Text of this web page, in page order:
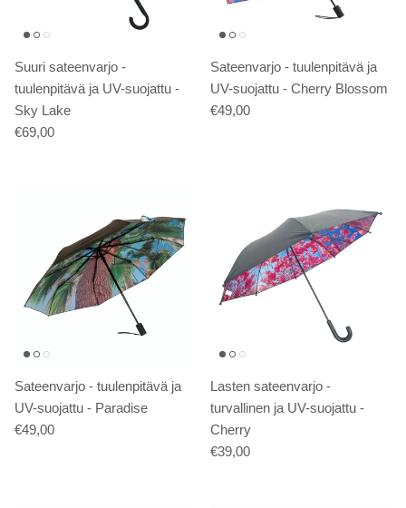
Suuri sateenvarjo -
tuulenpitävä ja UV-suojattu -
Sky Lake
€69,00
Sateenvarjo - tuulenpitävä ja
UV-suojattu - Cherry Blossom
€49,00
Sateenvarjo - tuulenpitävä ja
UV-suojattu - Paradise
€49,00
Lasten sateenvarjo -
turvallinen ja UV-suojattu -
Cherry
€39,00